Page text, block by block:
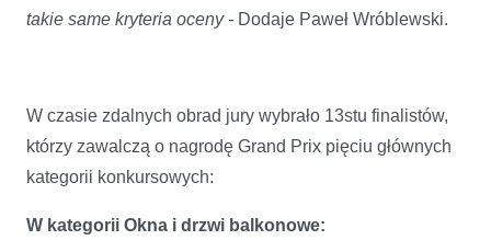
takie same kryteria oceny - Dodaje Paweł Wróblewski.
W czasie zdalnych obrad jury wybrało 13stu finalistów,
którzy zawalczą o nagrodę Grand Prix pięciu głównych
kategorii konkursowych:
W kategorii Okna i drzwi balkonowe: